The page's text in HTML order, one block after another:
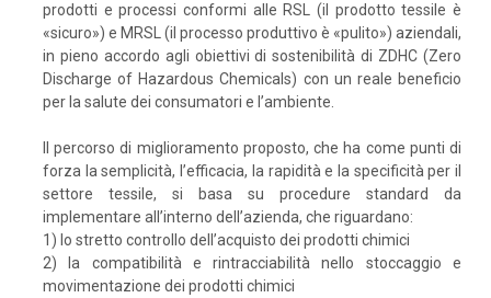
prodotti e processi conformi alle RSL (il prodotto tessile è
«sicuro») e MRSL (il processo produttivo è «pulito») aziendali,
in pieno accordo agli obiettivi di sostenibilità di ZDHC (Zero
Discharge of Hazardous Chemicals) con un reale beneficio
per la salute dei consumatori e l’ambiente.
Il percorso di miglioramento proposto, che ha come punti di
forza la semplicità, l’efficacia, la rapidità e la specificità per il
settore tessile, si basa su procedure standard da
implementare all’interno dell’azienda, che riguardano:
1) lo stretto controllo dell’acquisto dei prodotti chimici
2) la compatibilità e rintracciabilità nello stoccaggio e
movimentazione dei prodotti chimici